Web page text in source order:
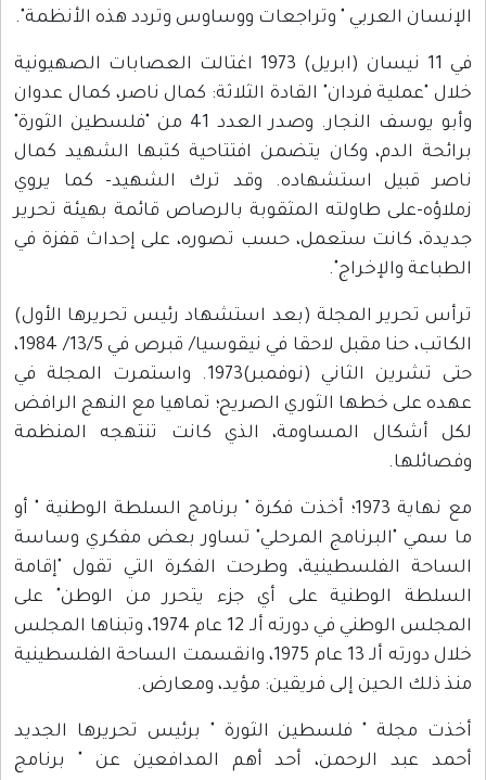
الإنسان العربي " وتراجعات ووساوس وتردد هذه الأنظمة".
في 11 نيسان (ابريل) 1973 اغتالت العصابات الصهيونية
خلال "عملية فردان" القادة الثلاثة: كمال ناصر، كمال عدوان
وأبو يوسف النجار. وصدر العدد 41 من "فلسطين الثورة"
برائحة الدم، وكان يتضمن افتتاحية كتبها الشهيد كمال
ناصر قبيل استشهاده. وقد ترك الشهيد- كما يروي
زملاؤه-على طاولته المثقوبة بالرصاص قائمة بهيئة تحرير
جديدة، كانت ستعمل، حسب تصوره، على إحداث قفزة في
الطباعة والإخراج".
ترأس تحرير المجلة (بعد استشهاد رئيس تحريرها الأول)
الكاتب، حنا مقبل لاحقا في نيقوسيا/ قبرص في 13/5/ 1984،
حتى تشرين الثاني (نوفمبر)1973. واستمرت المجلة في
عهده على خطها الثوري الصريح؛ تماهيا مع النهج الرافض
لكل أشكال المساومة، الذي كانت تنتهجه المنظمة
وفصائلها.
مع نهاية 1973؛ أخذت فكرة " برنامج السلطة الوطنية " أو
ما سمي "البرنامج المرحلي" تساور بعض مفكري وساسة
الساحة الفلسطينية، وطرحت الفكرة التي تقول "إقامة
السلطة الوطنية على أي جزء يتحرر من الوطن" على
المجلس الوطني في دورته ألـ 12 عام 1974، وتبناها المجلس
خلال دورته ألـ 13 عام 1975، وانقسمت الساحة الفلسطينية
منذ ذلك الحين إلى فريقين: مؤيد، ومعارض.
أخذت مجلة " فلسطين الثورة " برئيس تحريرها الجديد
أحمد عبد الرحمن، أحد أهم المدافعين عن " برنامج